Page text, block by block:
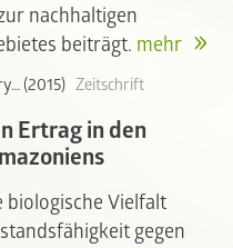
nachhaltigen
beiträgt. mehr
(2015) Zeitschrift
Ertrag in den
biologische Vielfalt
gegen